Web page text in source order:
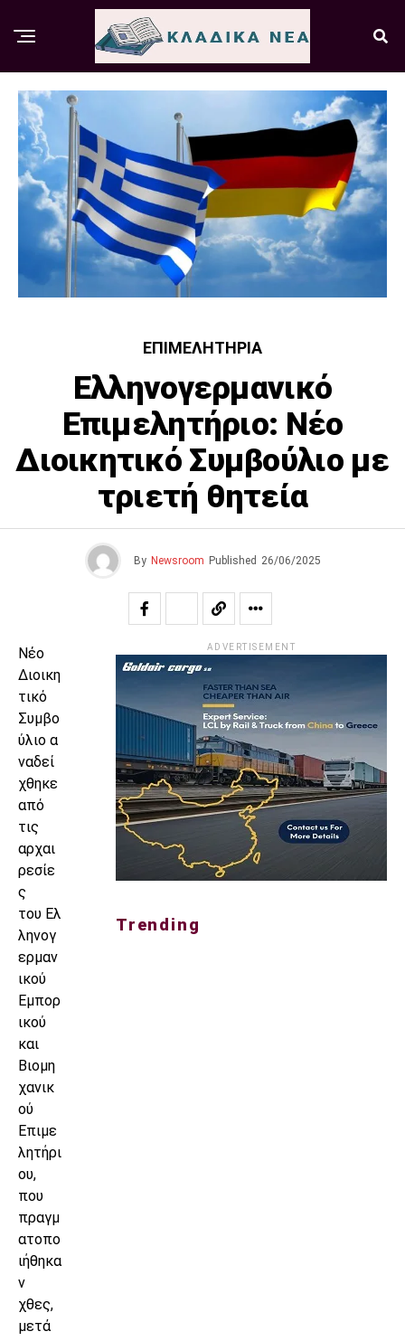
ΕΠΙΜΕΛΗΤΉΡΙΑ
Ελληνογερμανικό
Επιμελητήριο: Νέο
Διοικητικό Συμβούλιο με
τριετή θητεία
By Newsroom Published 26/06/2025
Νέο
Διοικη
τικό
Συμβο
ύλιο α
ναδεί
χθηκε
από
τις
αρχαι
ρεσίε
ς
του Ελ
ληνογ
ερμαν
ικού
Εμπορ
ικού
και
Βιομη
χανικ
ού
Επιμε
λητήρι
ου,
που
πραγμ
ατοπο
ιήθηκα
ν
χθες,
μετά
ADVERTISEMENT
Trending